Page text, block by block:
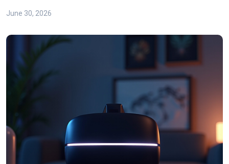
June 30, 2026